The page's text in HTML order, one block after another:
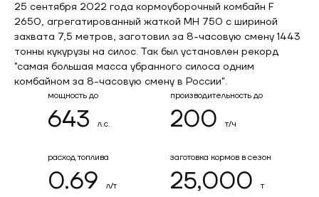
мощность до
643 л.с.
производительность до
200 т/ч
расход топлива
0.69 л/т
заготовка кормов в сезон
25,000 т
25 сентября 2022 года кормоуборочный комбайн F
2650, агрегатированный жаткой MH 750 с шириной
захвата 7,5 метров, заготовил за 8-часовую смену 1443
тонны кукурузы на силос. Так был установлен рекорд
"самая большая масса убранного силоса одним
комбайном за 8-часовую смену в России".